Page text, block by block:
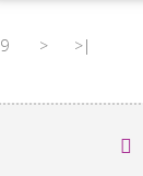
9 > >|